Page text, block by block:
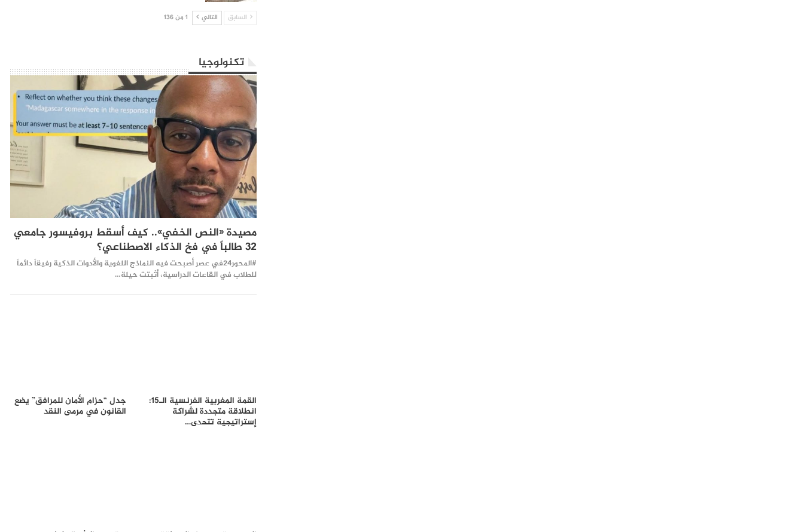
السابق التالي 1 من 136
تكنولوجيا
مصيدة «النص الخفي».. كيف أسقط بروفيسور جامعي
32 طالباً في فخ الذكاء الاصطناعي؟
#المحور24 ​في عصر أصبحت فيه النماذج اللغوية والأدوات الذكية رفيقاً دائماً
للطلاب في القاعات الدراسية، أثبتت حيلة…
القمة المغربية الفرنسية الـ15:
انطلاقة متجددة لشراكة
إستراتيجية تتحدى…
جدل “حزام الأمان للمرافق” يضع
القانون في مرمى النقد